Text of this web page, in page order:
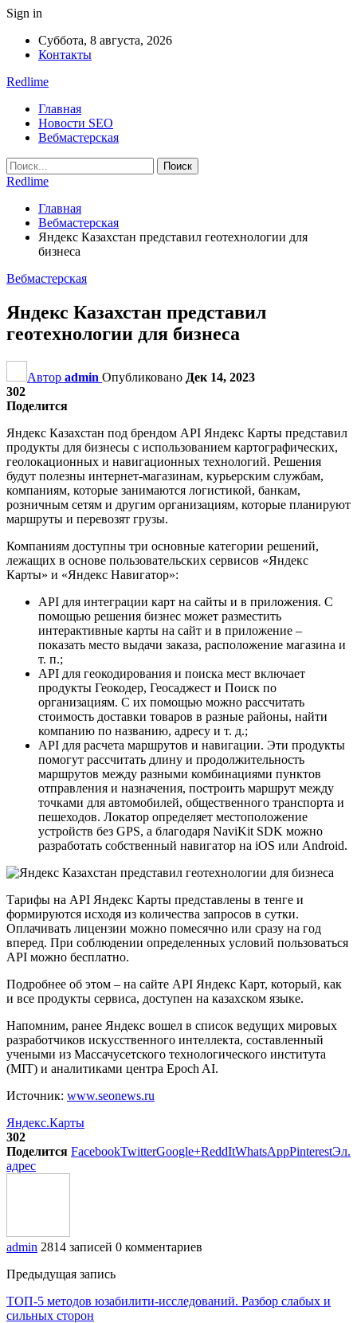
Sign in
Суббота, 8 августа, 2026
Контакты
Redlime
Главная
Новости SEO
Вебмастерская
Redlime
Главная
Вебмастерская
Яндекс Казахстан представил геотехнологии для
бизнеса
Вебмастерская
Яндекс Казахстан представил
геотехнологии для бизнеса
Автор admin Опубликовано Дек 14, 2023
302
Поделится
Яндекс Казахстан под брендом API Яндекс Карты представил
продукты для бизнесы с использованием картографических,
геолокационных и навигационных технологий. Решения
будут полезны интернет-магазинам, курьерским службам,
компаниям, которые занимаются логистикой, банкам,
розничным сетям и другим организациям, которые планируют
маршруты и перевозят грузы.
Компаниям доступны три основные категории решений,
лежащих в основе пользовательских сервисов «Яндекс
Карты» и «Яндекс Навигатор»:
API для интеграции карт на сайты и в приложения. С
помощью решения бизнес может разместить
интерактивные карты на сайт и в приложение –
показать место выдачи заказа, расположение магазина и
т. п.;
API для геокодирования и поиска мест включает
продукты Геокодер, Геосаджест и Поиск по
организациям. С их помощью можно рассчитать
стоимость доставки товаров в разные районы, найти
компанию по названию, адресу и т. д.;
API для расчета маршрутов и навигации. Эти продукты
помогут рассчитать длину и продолжительность
маршрутов между разными комбинациями пунктов
отправления и назначения, построить маршрут между
точками для автомобилей, общественного транспорта и
пешеходов. Локатор определяет местоположение
устройств без GPS, а благодаря NaviKit SDK можно
разработать собственный навигатор на iOS или Android.
Тарифы на API Яндекс Карты представлены в тенге и
формируются исходя из количества запросов в сутки.
Оплачивать лицензии можно помесячно или сразу на год
вперед. При соблюдении определенных условий пользоваться
API можно бесплатно.
Подробнее об этом – на сайте API Яндекс Карт, который, как
и все продукты сервиса, доступен на казахском языке.
Напомним, ранее Яндекс вошел в список ведущих мировых
разработчиков искусственного интеллекта, составленный
учеными из Массачусетского технологического института
(MIT) и аналитиками центра Epoch AI.
Источник: www.seonews.ru
Яндекс.Карты
302
Поделится FacebookTwitterGoogle+ReddItWhatsAppPinterestЭл.
адрес
admin 2814 записей 0 комментариев
Предыдущая запись
ТОП-5 методов юзабилити-исследований. Разбор слабых и
сильных сторон